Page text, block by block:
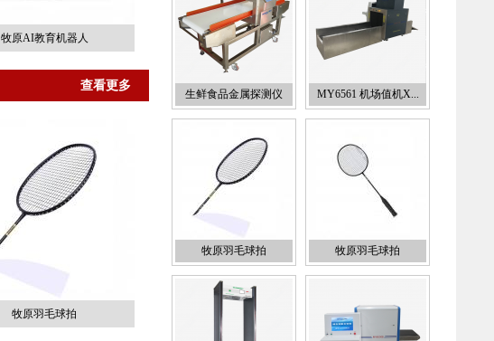
牧原AI教育机器人
查看更多
牧原羽毛球拍
生鲜食品金属探测仪 MY6561 机场值机X...
牧原羽毛球拍 牧原羽毛球拍